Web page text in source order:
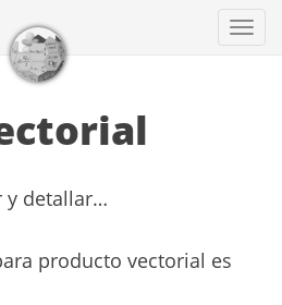
y detallar…
producto vectorial es